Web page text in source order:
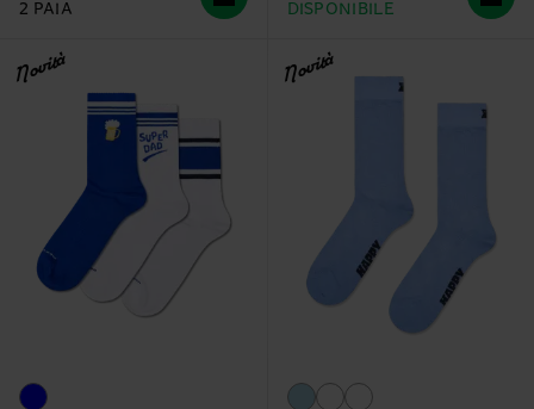
2 PAIA
DISPONIBILE
Novità Novità